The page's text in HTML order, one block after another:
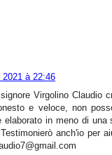
2021 à 22:46
Virgolino Claudio
e veloce, non
in meno di una
anch'io per